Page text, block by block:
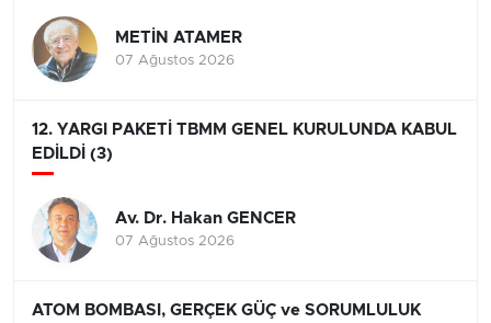
METİN ATAMER
07 Ağustos 2026
12. YARGI PAKETİ TBMM GENEL KURULUNDA KABUL
EDİLDİ (3)
Av. Dr. Hakan GENCER
07 Ağustos 2026
ATOM BOMBASI, GERÇEK GÜÇ ve SORUMLULUK